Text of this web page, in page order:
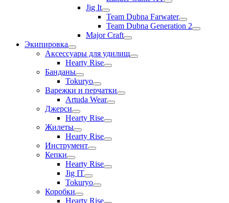
Jig It
Team Dubna Farwater
Team Dubna Generation 2
Major Craft
Экипировка
Аксессуары для удилищ
Hearty Rise
Банданы
Tokuryo
Варежки и перчатки
Artuda Wear
Джерси
Hearty Rise
Жилеты
Hearty Rise
Инструмент
Кепки
Hearty Rise
Jig IT
Tokuryo
Коробки
Hearty Rise